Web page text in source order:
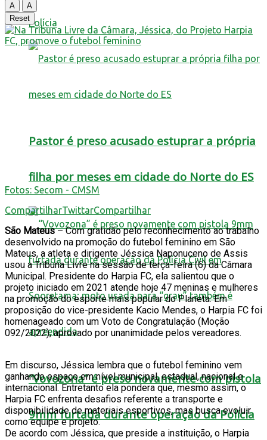
Polícia
Pastor é preso acusado estuprar a própria
filha por meses em cidade do Norte do ES
“Vovozona” é preso novamente com pistola
9mm furtada durante operação da Polícia
A
A
Reset
Fotos: Secom - CMSM
CompartilharTwittarCompartilhar
São Mateus– Com gratidão pelo reconhecimento ao trabalho
desenvolvido na promoção do futebol feminino em São
Mateus, a atleta e dirigente Jéssica Naponuceno de Assis
usou a Tribuna Livre na sessão de terça-feira (6) da Câmara
Municipal. Presidente do Harpia FC, ela salientou que o
projeto iniciado em 2021 atende hoje 47 meninas e mulheres
na promoção do esporte mais popular do Planeta. Em
proposição do vice-presidente Kacio Mendes, o Harpia FC foi
homenageado com um Voto de Congratulação (Moção
092/2022), aprovado por unanimidade pelos vereadores.
Em discurso, Jéssica lembra que o futebol feminino vem
ganhando espaço em nível municipal, estadual, nacional e
internacional. Entretanto ela pondera que, mesmo assim, o
Harpia FC enfrenta desafios referente a transporte e
disponibilidade de materiais esportivos, mas busca evoluir
como equipe e projeto.
De acordo com Jéssica, que preside a instituição, o Harpia